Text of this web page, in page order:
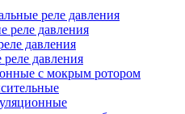
реле давления
реле давления
давления
давления
с мокрым ротором